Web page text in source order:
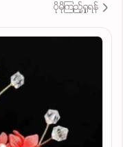
ပိုမိုကြည့်ရှုရန်